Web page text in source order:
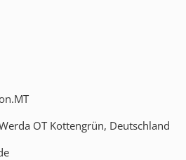
OT Kottengrün, Deutschland